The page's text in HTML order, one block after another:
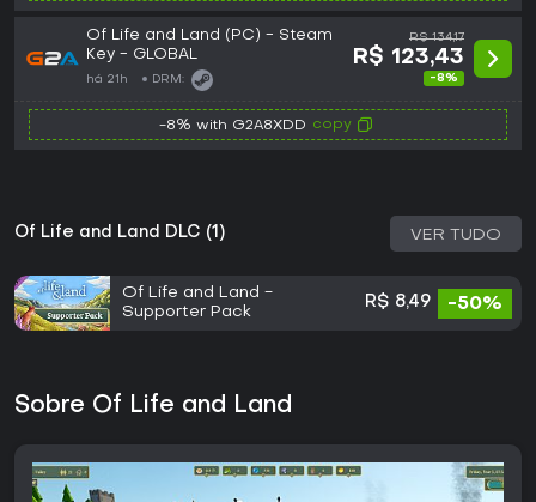
Of Life and Land (PC) - Steam
Key - GLOBAL
há 21h DRM:
R$ 134,17
R$ 123,43
-8%
-8% with G2A8XDD copy
Of Life and Land DLC (1) VER TUDO
Of Life and Land -
Supporter Pack
R$ 8,49 -50%
Sobre Of Life and Land